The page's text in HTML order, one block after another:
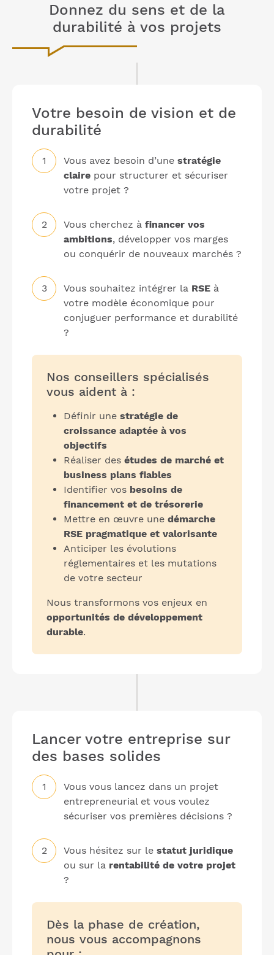
Donnez du sens et de la
durabilité à vos projets
Votre besoin de vision et de
durabilité
Vous avez besoin d’une stratégie
claire pour structurer et sécuriser
votre projet ?
Vous cherchez à financer vos
ambitions, développer vos marges
ou conquérir de nouveaux marchés ?
Vous souhaitez intégrer la RSE à
votre modèle économique pour
conjuguer performance et durabilité
?
Nos conseillers spécialisés
vous aident à :
Définir une stratégie de
croissance adaptée à vos
objectifs
Réaliser des études de marché et
business plans fiables
Identifier vos besoins de
financement et de trésorerie
Mettre en œuvre une démarche
RSE pragmatique et valorisante
Anticiper les évolutions
réglementaires et les mutations
de votre secteur
Nous transformons vos enjeux en
opportunités de développement
durable.
Lancer votre entreprise sur
des bases solides
Vous vous lancez dans un projet
entrepreneurial et vous voulez
sécuriser vos premières décisions ?
Vous hésitez sur le statut juridique
ou sur la rentabilité de votre projet
?
Dès la phase de création,
nous vous accompagnons